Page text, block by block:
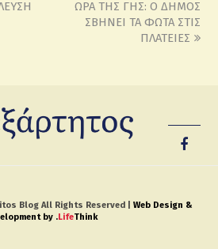
ΩΡΑ ΤΗΣ ΓΗΣ: Ο ΔΗΜΟΣ
ΣΒΗΝΕΙ ΤΑ ΦΩΤΑ ΣΤΙΣ
ΠΛΑΤΕΙΕΣ
Blog All Rights Reserved | Web Design &
by .LifeThink